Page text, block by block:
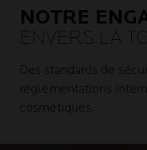
NOTRE
ENVERS LA
Des standards de
réglementations
cosmétiques.